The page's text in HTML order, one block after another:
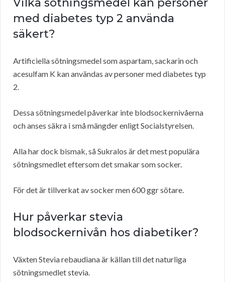
Vilka sötningsmedel kan personer
med diabetes typ 2 använda
säkert?
Artificiella sötningsmedel som aspartam, sackarin och
acesulfam K kan användas av personer med diabetes typ
2.
Dessa sötningsmedel påverkar inte blodsockernivåerna
och anses säkra i små mängder enligt Socialstyrelsen.
Alla har dock bismak, så Sukralos är det mest populära
sötningsmedlet eftersom det smakar som socker.
För det är tillverkat av socker men 600 ggr sötare.
Hur påverkar stevia
blodsockernivån hos diabetiker?
Växten Stevia rebaudiana är källan till det naturliga
sötningsmedlet stevia.